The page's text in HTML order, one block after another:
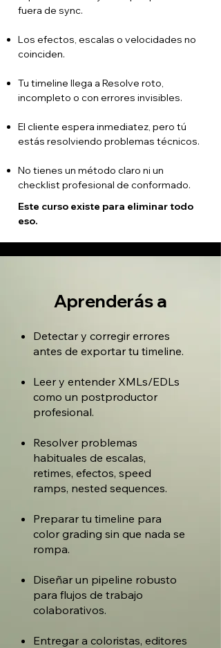
fuera de sync.
Los efectos, escalas o velocidades no
coinciden.
Tu timeline llega a Resolve roto,
incompleto o con errores invisibles.
El cliente espera inmediatez, pero tú
estás resolviendo problemas técnicos.
No tienes un método claro ni un
checklist profesional de conformado.
Este curso existe para eliminar todo
eso.
Aprenderás a
Detectar y corregir errores
antes de exportar tu timeline.
Leer y entender XMLs/EDLs
como un postproductor
profesional.
Resolver problemas
habituales de escalas,
retimes, efectos, speed
ramps, nested sequences.
Preparar tu timeline para
color grading sin que nada se
rompa.
Diseñar un pipeline robusto
para flujos de trabajo
colaborativos.
Entregar a coloristas, editores